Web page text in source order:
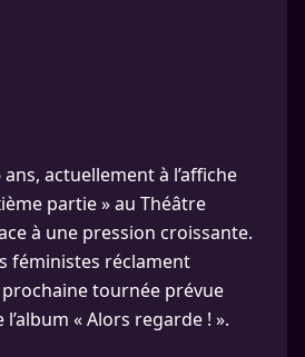
actuellement à l’affiche
partie » au Théâtre
à une pression croissante.
féministes réclament
prochaine tournée prévue
« Alors regarde ! ».